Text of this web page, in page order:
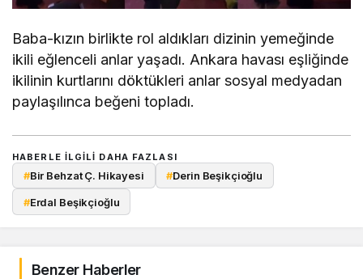
Baba-kızın birlikte rol aldıkları dizinin yemeğinde
ikili eğlenceli anlar yaşadı. Ankara havası eşliğinde
ikilinin kurtlarını döktükleri anlar sosyal medyadan
paylaşılınca beğeni topladı.
HABERLE ILGILI DAHA FAZLASI
#Bir Behzat Ç. Hikayesi #Derin Beşikçioğlu
#Erdal Beşikçioğlu
Benzer Haberler